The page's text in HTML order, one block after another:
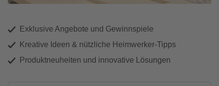
Exklusive Angebote und Gewinnspiele
Kreative Ideen & nützliche Heimwerker-Tipps
Produktneuheiten und innovative Lösungen